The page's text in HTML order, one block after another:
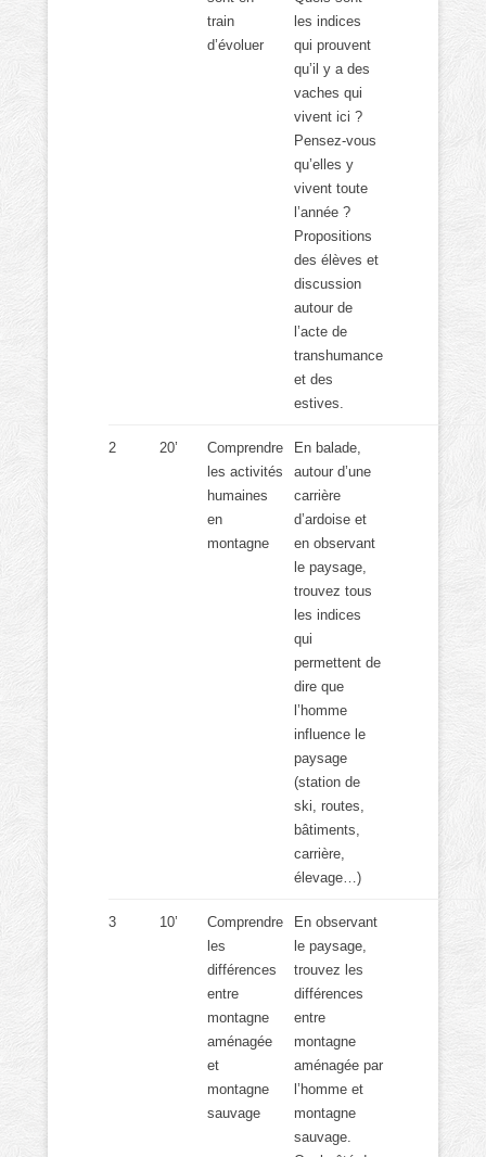
train
d’évoluer
les indices
qui prouvent
qu’il y a des
vaches qui
vivent ici ?
Pensez-vous
qu’elles y
vivent toute
l’année ?
Propositions
des élèves et
discussion
autour de
l’acte de
transhumance
et des
estives.
2 20’
Comprendre
les activités
humaines
en
montagne
En balade,
autour d’une
carrière
d’ardoise et
en observant
le paysage,
trouvez tous
les indices
qui
permettent de
dire que
l’homme
influence le
paysage
(station de
ski, routes,
bâtiments,
carrière,
élevage…)
3 10’
Comprendre
les
différences
entre
montagne
aménagée
et
montagne
sauvage
En observant
le paysage,
trouvez les
différences
entre
montagne
aménagée par
l’homme et
montagne
sauvage.